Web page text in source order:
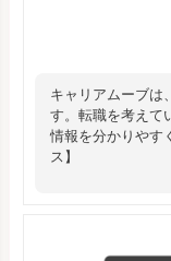
キャリアムーブは
す。転職を考えて
情報を分かりやす
ス】